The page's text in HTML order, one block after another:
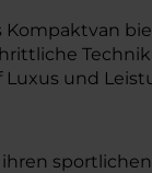
Luxus und